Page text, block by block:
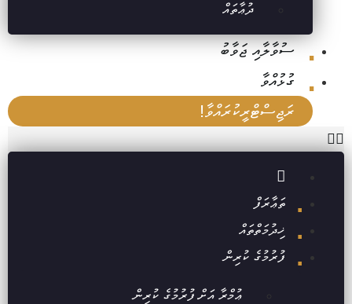
ދުޢާތައް
ސުވާލާއި ޖަވާބު
ގުޅުއްވާ
ރަޖިސްޓްރީކުރައްވާ!
ތަޢާރަފް
ޚިދުމަތްތައް
ފުރުމުގެ ކުރިން
ޢުމްރާ އަށް ފުރުމުގެ ކުރިން